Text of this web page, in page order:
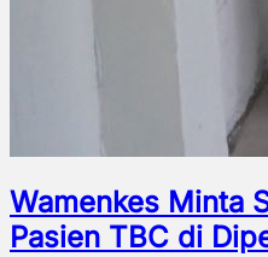
Wamenkes Minta
Pasien TBC di